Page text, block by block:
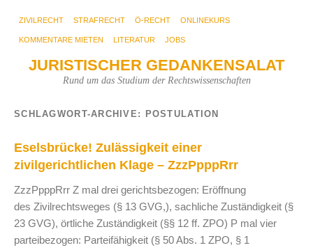
ZIVILRECHT STRAFRECHT Ö-RECHT ONLINEKURS
KOMMENTARE MIETEN LITERATUR JOBS
JURISTISCHER GEDANKENSALAT
Rund um das Studium der Rechtswissenschaften
SCHLAGWORT-ARCHIVE: POSTULATION
Eselsbrücke! Zulässigkeit einer
zivilgerichtlichen Klage – ZzzPpppRrr
ZzzPpppRrr Z mal drei gerichtsbezogen: Eröffnung
des Zivilrechtsweges (§ 13 GVG,), sachliche Zuständigkeit (§
23 GVG), örtliche Zuständigkeit (§§ 12 ff. ZPO) P mal vier
parteibezogen: Parteifähigkeit (§ 50 Abs. 1 ZPO, § 1